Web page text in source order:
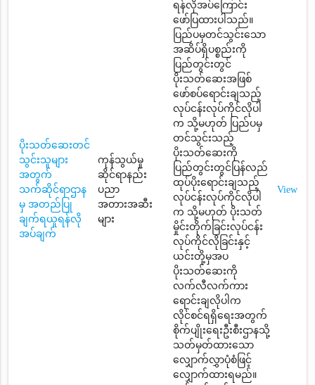
ပိုးသတ်ဆေးတင်
သွင်းသူများ
အတွက်
သက်ဆိုင်ရာဌာန
မှ အတည်ပြု
ချက်ရယူရန်လို
အပ်ချက်
ကုန်သွယ်မှု
ဆိုင်ရာနည်း
ပညာ
အတားအဆီး
များ
ရန်လိုအပ်ကြောင်း
ဖော်ပြထားပါသည်။
ပြည်ပမှတင်သွင်းသော
အဆိပ်ရှိပစ္စည်းကို
ပြည်တွင်းတွင်
ပိုးသတ်ဆေးအဖြစ်
ဖော်စပ်ရောင်းချသည့်
လုပ်ငန်းလုပ်ကိုင်လိုပါ
က သို့မဟုတ် ပြည်ပမှ
တင်သွင်းသည့်
ပိုးသတ်ဆေးကို
ပြည်တွင်းတွင်ပြန်လည်
ထုပ်ပိုးရောင်းချသည့်
လုပ်ငန်းလုပ်ကိုင်လိုပါ
က သို့မဟုတ် ပိုးသတ်
မှိုင်းတိုက်ခြင်းလုပ်ငန်း
လုပ်ကိုင်လိုခြင်းနှင့်
ယင်းတို့မှအပ
ပိုးသတ်ဆေးကို
လက်လီလက်ကား
ရောင်းချလိုပါက
လိုင်စင်ရရှိရေးအတွက်
စိုက်ပျိုးရေးဦးစီးဌာနသို့
သတ်မှတ်ထားသော
လျှောက်လွှာပုံစံဖြင့်
လျှောက်ထားရမည်။
View